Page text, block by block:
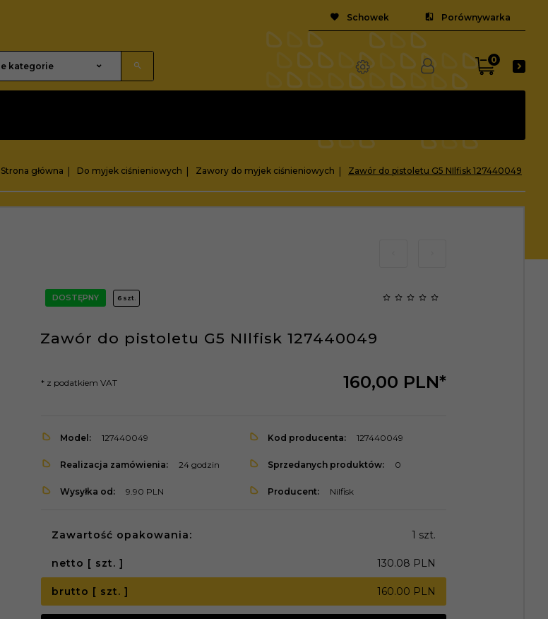
kategorie
Schowek Porównywarka
0
Strona główna Do myjek ciśnieniowych Zawory do myjek ciśnieniowych Zawór do pistoletu G5 NIlfisk 127440049
DOSTĘPNY 6 szt.
Zawór do pistoletu G5 NIlfisk 127440049
160,00 PLN*
* z podatkiem VAT
Model: 127440049 Kod producenta: 127440049
Realizacja zamówienia: 24 godzin Sprzedanych produktów: 0
Wysyłka od: 9.90 PLN Producent: Nilfisk
Zawartość opakowania: 1 szt.
netto [ szt. ] 130.08 PLN
brutto [ szt. ] 160.00 PLN